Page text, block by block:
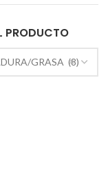
PRODUCTO
×
GRASA (8)